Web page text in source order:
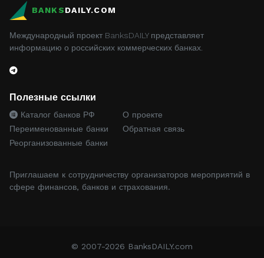
BANKSDAILY.COM
Международный проект BanksDAILY представляет
информацию о российских коммерческих банках.
Полезные ссылки
Каталог банков РФ
Переименованные банки
Реорганизованные банки
О проекте
Обратная связь
Приглашаем к сотрудничеству организаторов мероприятий в
сфере финансов, банков и страхования.
© 2007-2026 BanksDAILY.com